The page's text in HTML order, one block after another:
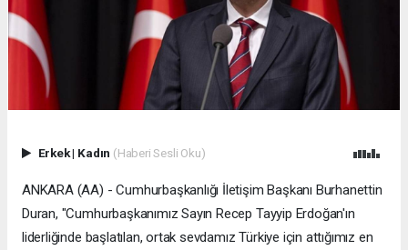
Erkek| Kadın (Haberi Sesli Oku)
ANKARA (AA) - Cumhurbaşkanlığı İletişim Başkanı Burhanettin
Duran, "Cumhurbaşkanımız Sayın Recep Tayyip Erdoğan'ın
liderliğinde başlatılan, ortak sevdamız Türkiye için attığımız en